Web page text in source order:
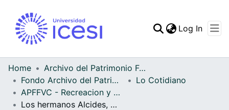
Statistics
Log In
Home
Archivo del Patrimonio Fotográfico y Fílmico del Valle del Cauca
Fondo Archivo del Patrimonio Fotográfico y Fílmico del Valle del Cauca
Lo Cotidiano
APFFVC - Recreacion y Paseo - Patrimonial
Los hermanos Alcides, Milciades, Fabio y Heinar Alvarez, en un paseo "de olla" al famoso sitio de Los Chorros en Media Canoa